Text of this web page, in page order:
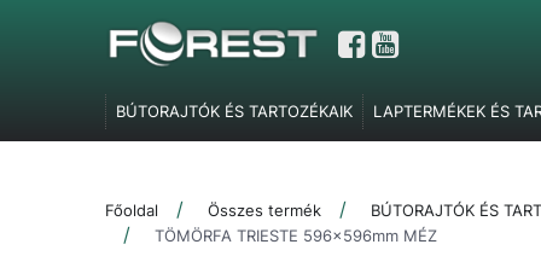
BÚTORAJTÓK ÉS TARTOZÉKAIK LAPTERMÉKEK ÉS
GARDRÓBELEMEK, POLCTARTÓK ÉS SZOBAI
SZERELVÉNYEK
IRODABÚTOR TARTOZÉKOK
Főoldal Összes termék BÚTORAJTÓK ÉS
TÖMÖRFA TRIESTE 596x596mm MÉZ